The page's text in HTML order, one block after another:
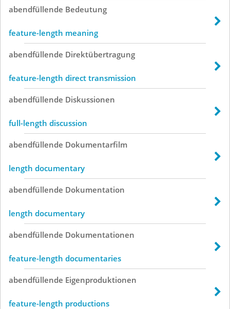
abendfüllende Bedeutung
feature-length meaning
abendfüllende Direktübertragung
feature-length direct transmission
abendfüllende Diskussionen
full-length discussion
abendfüllende Dokumentarfilm
length documentary
abendfüllende Dokumentation
length documentary
abendfüllende Dokumentationen
feature-length documentaries
abendfüllende Eigenproduktionen
feature-length productions